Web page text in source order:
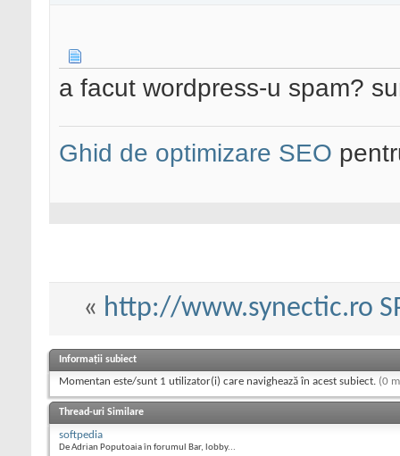
a facut wordpress-u spam?
Ghid de optimizare SEO
« http://www.synectic.ro
Informații subiect
Momentan este/sunt 1 utilizator(i) care navighează în acest subiect. (0
Thread-uri Similare
softpedia
De Adrian Poputoaia în forumul Bar, lobby...